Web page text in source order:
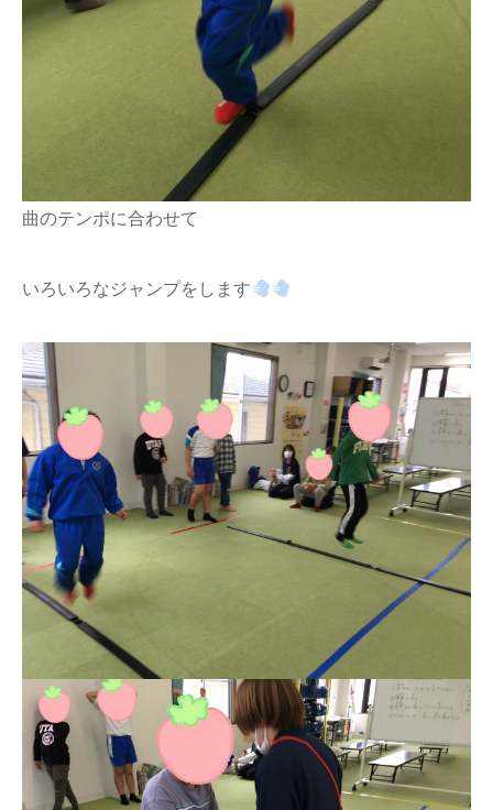
曲のテンポに合わせて
いろいろなジャンプをします